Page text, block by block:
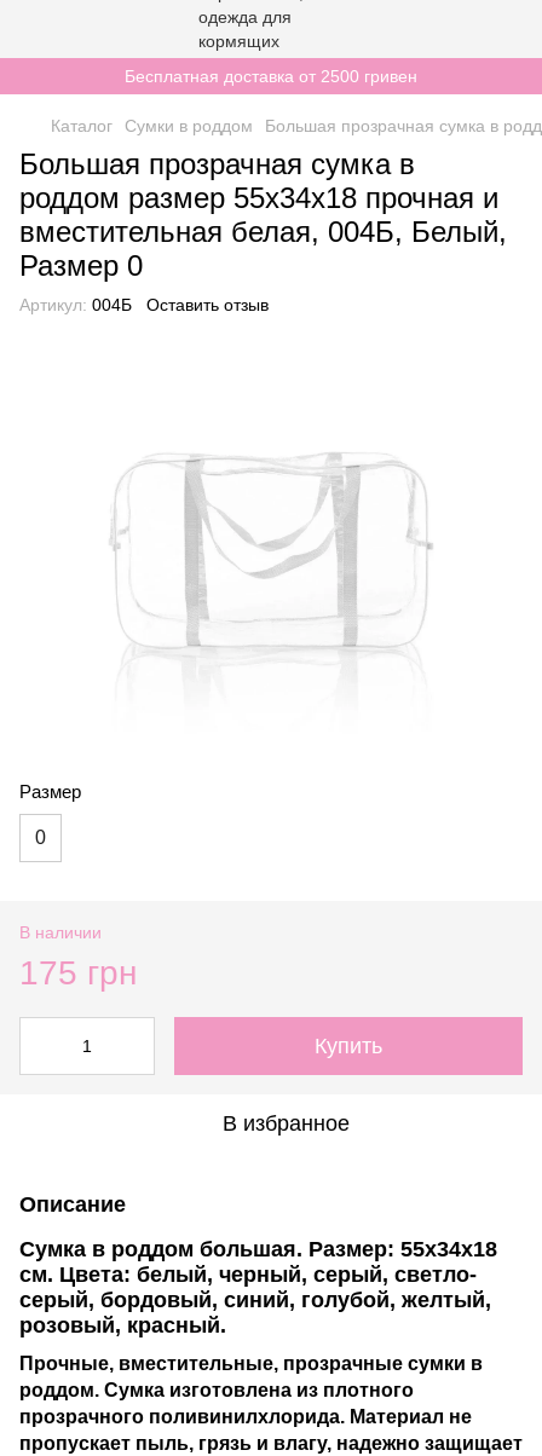
Бесплатная доставка от 2500 гривен
Каталог Сумки в роддом Большая прозрачная сумка в
Большая прозрачная сумка в
роддом размер 55х34х18 прочная и
вместительная белая, 004Б, Белый,
Размер 0
Артикул: 004Б Оставить отзыв
Размер
0
В наличии
175 грн
Купить
В избранное
Описание
Сумка в роддом большая. Размер: 55х34х18
см. Цвета: белый, черный, серый, светло-
серый, бордовый, синий, голубой, желтый,
розовый, красный.
Прочные, вместительные, прозрачные сумки в
роддом. Сумка изготовлена из плотного
прозрачного поливинилхлорида. Материал не
пропускает пыль, грязь и влагу, надежно защищает